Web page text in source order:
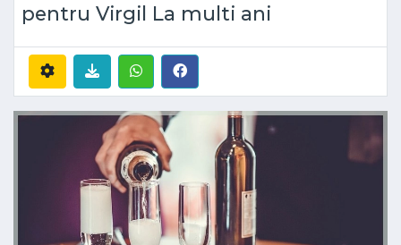
pentru Virgil La multi ani